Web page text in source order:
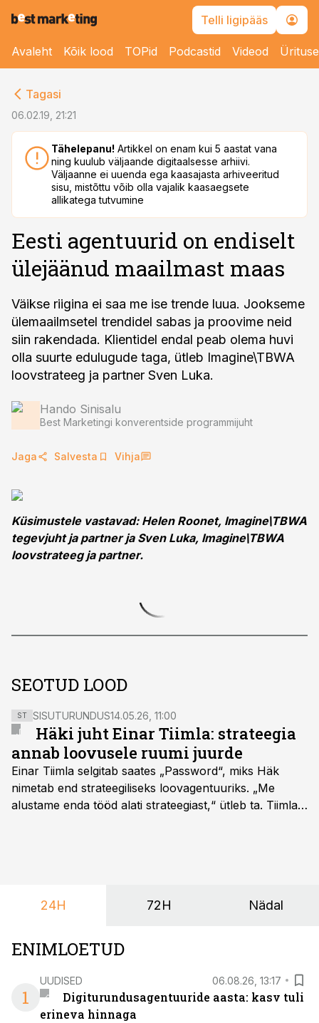
Telli ligipääs
Avaleht Kõik lood TOPid Podcastid Videod
Tagasi
06.02.19, 21:21
Tähelepanu! Artikkel on enam kui 5 aastat vana
ning kuulub väljaande digitaalsesse arhiivi.
Väljaanne ei uuenda ega kaasajasta arhiveeritud
sisu, mistõttu võib olla vajalik kaasaegsete
allikatega tutvumine
Eesti agentuurid on endiselt
ülejäänud maailmast maas
Väikse riigina ei saa me ise trende luua. Jookseme
ülemaailmsetel trendidel sabas ja proovime neid
siin rakendada. Klientidel endal peab olema huvi
olla suurte edulugude taga, ütleb Imagine\TBWA
loovstrateeg ja partner Sven Luka.
Hando Sinisalu
Best Marketingi konverentside programmijuht
Jaga Salvesta Vihja
Küsimustele vastavad: Helen Roonet, Imagine\TBWA
tegevjuht ja partner ja Sven Luka, Imagine\TBWA
loovstrateeg ja partner.
SEOTUD LOOD
ST SISUTURUNDUS14.05.26, 11:00
Häki juht Einar Tiimla: strateegia
annab loovusele ruumi juurde
Einar Tiimla selgitab saates „Password“, miks Häk
nimetab end strateegiliseks loovagentuuriks. „Me
alustame enda tööd alati strateegiast,“ ütleb ta. Tiimla
24H 72H Nädal
ENIMLOETUD
1
UUDISED 06.08.26, 13:17
Digiturundusagentuuride aasta: kasv tuli
erineva hinnaga